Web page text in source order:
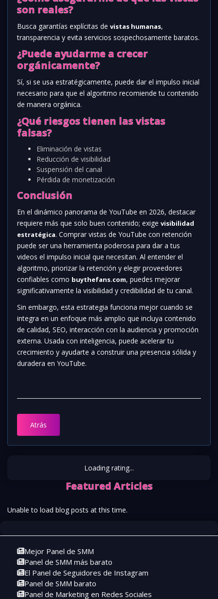
son reales?
Busca garantías explícitas de vistas humanas,
transparencia y evita servicios sospechosamente baratos.
¿Puede ayudarme a crecer
orgánicamente?
Sí, si se usa estratégicamente, puede dar el impulso inicial
necesario para que el algoritmo recomiende tu contenido
de manera orgánica.
¿Qué riesgos tienen las vistas
falsas?
Eliminación de vistas
Reducción de visibilidad
Suspensión del canal
Pérdida de monetización
Conclusión
En el dinámico panorama de YouTube en 2026, destacar
requiere más que solo buen contenido; exige visibilidad
estratégica. Comprar vistas de YouTube con retención
puede ser una herramienta poderosa para dar a tus
videos el impulso inicial que necesitan. Al entender el
algoritmo, priorizar la retención y elegir proveedores
confiables como buythefans.com, puedes mejorar
significativamente la visibilidad y credibilidad de tu canal.
Sin embargo, esta estrategia funciona mejor cuando se
integra en un enfoque más amplio que incluya contenido
de calidad, SEO, interacción con la audiencia y promoción
externa. Usada con inteligencia, puede acelerar tu
crecimiento y ayudarte a construir una presencia sólida y
duradera en YouTube.
Atrás
Loading rating...
Featured Articles
Unable to load blog posts at this time.
Mejor Panel de SMM
Panel de SMM más barato
El Panel de Seguidores de Instagram
Panel de SMM barato
Panel de Marketing en Redes Sociales